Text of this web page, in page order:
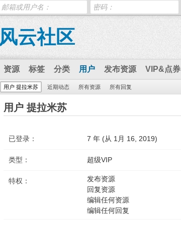
风云社区
资源 标签 分类 用户 发布资源 VIP&点券
用户 提拉米苏 近期动态 所有资源 所有回复
用户 提拉米苏
已登录： 7 年 (从 1月 16, 2019)
类型： 超级VIP
特权：
发布资源
回复资源
编辑任何资源
编辑任何回复